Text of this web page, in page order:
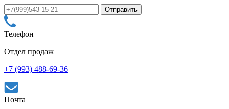
Телефон
Отдел продаж
+7 (993) 488-69-36
Почта